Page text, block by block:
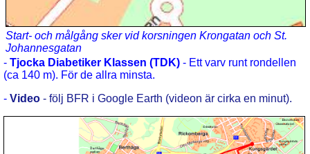
Start- och målgång sker vid korsningen Krongatan och St.
Johannesgatan
- Tjocka Diabetiker Klassen (TDK) - Ett varv runt rondellen
(ca 140 m). För de allra minsta.
- Video - följ BFR i Google Earth (videon är cirka en minut).